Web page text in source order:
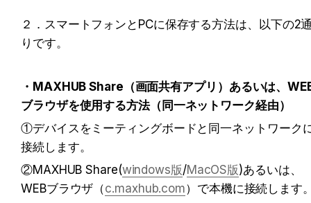
２．スマートフォンとPCに保存する方法は、以下の2
りです。
・MAXHUB Share（画面共有アプリ）あるいは、
ブラウザを使用する方法（同一ネットワーク経由）
①デバイスをミーティングボードと同一ネットワーク
接続します。
②MAXHUB Share(windows版/MacOS版)あるいは、
WEBブラウザ（c.maxhub.com）で本機に接続します